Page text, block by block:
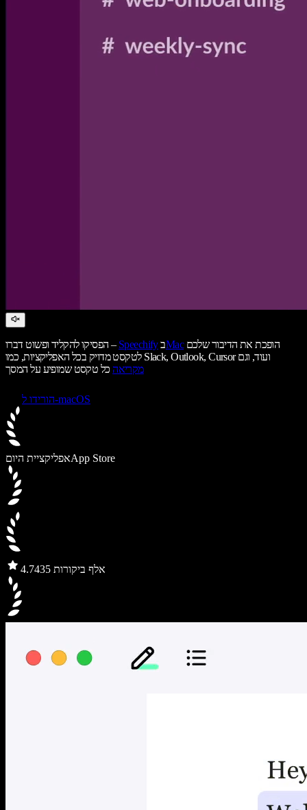
הפסיקו להקליד ופשוט דברו – Speechify בMacהופכת את הדיבור שלכם
לטקסט מדויק בכל האפליקציות, כמו Slack, Outlook, Cursor ועוד, וגם
מקריאהכל טקסט שמופיע על המסך
הורידו ל-macOS
אפליקציית היוםApp Store
4.7 435 אלף ביקורות